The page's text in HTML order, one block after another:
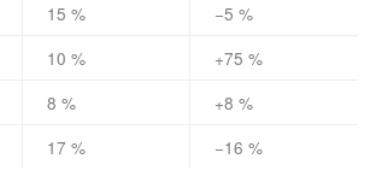
15 %
−5 %
10 %
+75 %
8 %
+8 %
17 % −16 %